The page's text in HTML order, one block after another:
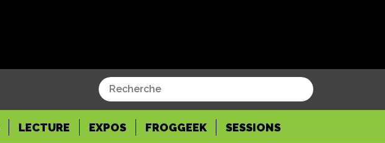
LECTURE EXPOS FROGGEEK SESSIONS